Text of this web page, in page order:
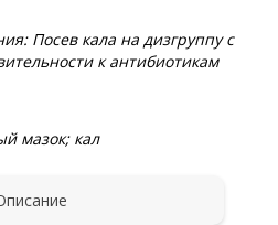
Посев кала на дизгруппу с
к антибиотикам
мазок; кал